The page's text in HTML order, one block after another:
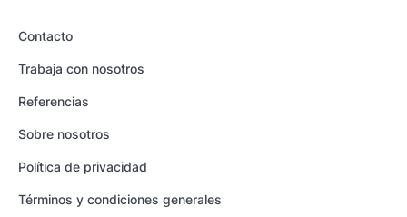
Contacto
Trabaja con nosotros
Referencias
Sobre nosotros
Política de privacidad
Términos y condiciones generales